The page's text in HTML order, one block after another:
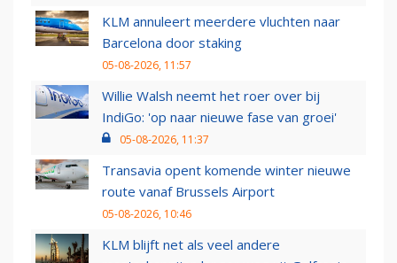
KLM annuleert meerdere vluchten naar
Barcelona door staking
05-08-2026, 11:57
Willie Walsh neemt het roer over bij
IndiGo: 'op naar nieuwe fase van groei'
05-08-2026, 11:37
Transavia opent komende winter nieuwe
route vanaf Brussels Airport
05-08-2026, 10:46
KLM blijft net als veel andere